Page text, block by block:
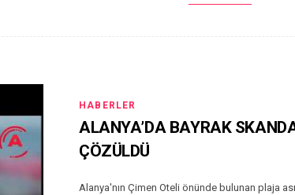
HABERLER
ALANYA’DA BAYRAK
ÇÖZÜLDÜ
Alanya'nın Çimen Oteli önünde bulunan plaja